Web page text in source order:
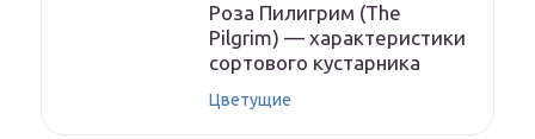
Роза Пилигрим (The
Pilgrim) — характеристики
сортового кустарника
Цветущие